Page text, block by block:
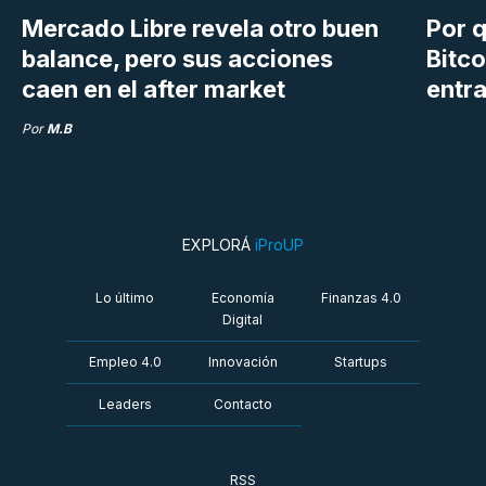
Mercado Libre revela otro buen
balance, pero sus acciones
caen en el after market
Por M.B
Por
EXPLORÁ iProUP
Lo último
Economía
Digital
Finanzas 4.0
Empleo 4.0 Innovación Startups
Leaders Contacto
RSS